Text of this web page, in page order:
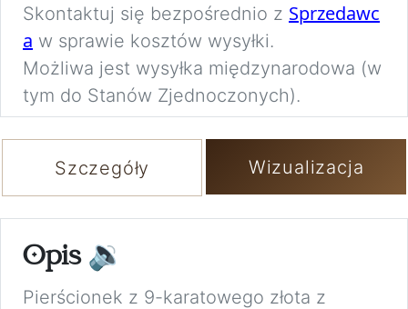
Skontaktuj się bezpośrednio z Sprzedawc
a w sprawie kosztów wysyłki.
Możliwa jest wysyłka międzynarodowa (w
tym do Stanów Zjednoczonych).
Szczegóły Wizualizacja
Opis 🔉
Pierścionek z 9-karatowego złota z